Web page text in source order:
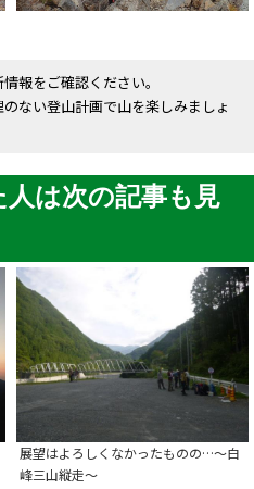
報をご確認ください。
ない登山計画で山を楽しみましょ
は次の記事も見
展望はよろしくなかったものの…～白
峰三山縦走～